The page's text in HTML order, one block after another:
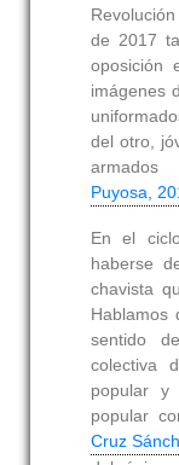
de 2017
oposición
imágenes
del otro,
Puyosa,
En el
haberse
chavista
Hablamos
sentido
colectiva
popular y
popular
Cruz